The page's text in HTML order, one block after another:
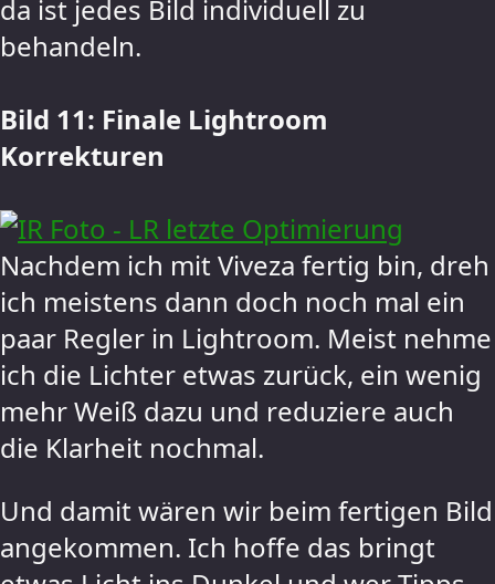
da ist jedes Bild individuell zu
behandeln.
Bild 11: Finale Lightroom
Korrekturen
Nachdem ich mit Viveza fertig bin, dreh
ich meistens dann doch noch mal ein
paar Regler in Lightroom. Meist nehme
ich die Lichter etwas zurück, ein wenig
mehr Weiß dazu und reduziere auch
die Klarheit nochmal.
Und damit wären wir beim fertigen Bild
angekommen. Ich hoffe das bringt